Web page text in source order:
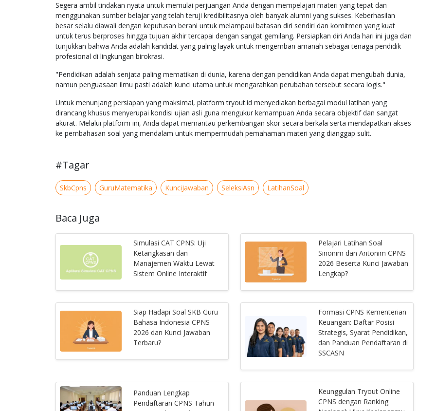
Segera ambil tindakan nyata untuk memulai perjuangan Anda dengan mempelajari materi yang tepat dan
menggunakan sumber belajar yang telah teruji kredibilitasnya oleh banyak alumni yang sukses. Keberhasilan
besar selalu diawali dengan keputusan berani untuk melampaui batasan diri sendiri dan komitmen yang kuat
untuk terus berproses hingga tujuan akhir tercapai dengan sangat gemilang. Persiapkan diri Anda hari ini juga dan
tunjukkan bahwa Anda adalah kandidat yang paling layak untuk mengemban amanah sebagai tenaga pendidik
profesional di lingkungan birokrasi.
"Pendidikan adalah senjata paling mematikan di dunia, karena dengan pendidikan Anda dapat mengubah dunia,
namun penguasaan ilmu pasti adalah kunci utama untuk mengarahkan perubahan tersebut secara logis."
Untuk menunjang persiapan yang maksimal, platform tryout.id menyediakan berbagai modul latihan yang
dirancang khusus menyerupai kondisi ujian asli guna mengukur kemampuan Anda secara objektif dan sangat
akurat. Melalui platform ini, Anda dapat memantau perkembangan skor secara berkala serta mendapatkan akses
ke pembahasan soal yang mendalam untuk mempermudah pemahaman materi yang dianggap sulit.
#Tagar
SkbCpns GuruMatematika KunciJawaban SeleksiAsn LatihanSoal
Baca Juga
Simulasi CAT CPNS: Uji
Ketangkasan dan
Manajemen Waktu Lewat
Sistem Online Interaktif
Pelajari Latihan Soal
Sinonim dan Antonim CPNS
2026 Beserta Kunci Jawaban
Lengkap?
Siap Hadapi Soal SKB Guru
Bahasa Indonesia CPNS
2026 dan Kunci Jawaban
Terbaru?
Formasi CPNS Kementerian
Keuangan: Daftar Posisi
Strategis, Syarat Pendidikan,
dan Panduan Pendaftaran di
SSCASN
Panduan Lengkap
Pendaftaran CPNS Tahun
Keunggulan Tryout Online
CPNS dengan Ranking